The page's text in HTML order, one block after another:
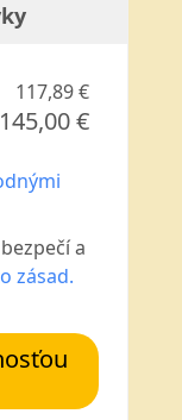
117,89 €
145,00 €
a
zásad.